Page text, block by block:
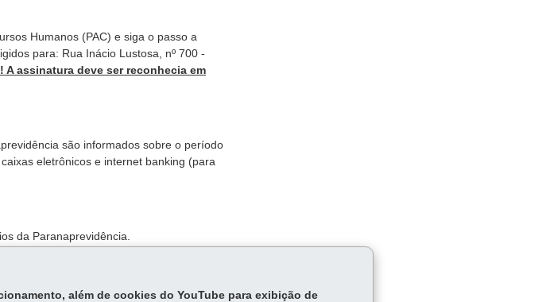
Humanos (PAC) e siga o passo a
para: Rua Inácio Lustosa, nº 700 -
A assinatura deve ser reconhecia em
são informados sobre o período
eletrônicos e internet banking (para
da Paranaprevidência.
e pensionistas seja realizado, no mínimo, a
além de cookies do YouTube para exibição de